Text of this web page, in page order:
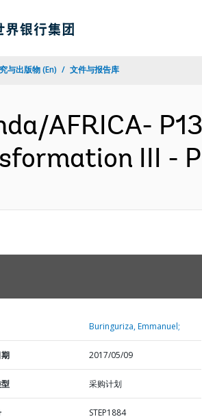
与出版物 (En) 文件与报告库
AFRICA-
III -
Buringuriza, Emmanuel;
2017/05/09
采购计划
STEP1884